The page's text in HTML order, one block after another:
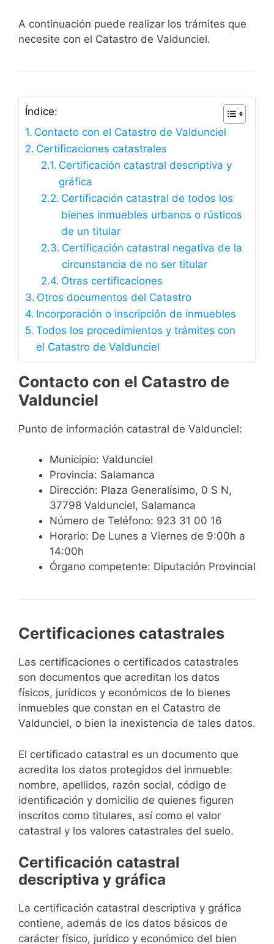
A continuación puede realizar los trámites que
necesite con el Catastro de Valdunciel.
Índice:
Contacto con el Catastro de Valdunciel
Certificaciones catastrales
Certificación catastral descriptiva y
gráfica
Certificación catastral de todos los
bienes inmuebles urbanos o rústicos
de un titular
Certificación catastral negativa de la
circunstancia de no ser titular
Otras certificaciones
Otros documentos del Catastro
Incorporación o inscripción de inmuebles
Todos los procedimientos y trámites con
el Catastro de Valdunciel
Contacto con el Catastro de
Valdunciel
Punto de información catastral de Valdunciel:
Municipio: Valdunciel
Provincia: Salamanca
Dirección: Plaza Generalísimo, 0 S N,
37798 Valdunciel, Salamanca
Número de Teléfono: 923 31 00 16
Horario: De Lunes a Viernes de 9:00h a
14:00h
Órgano competente: Diputación Provincial
Certificaciones catastrales
Las certificaciones o certificados catastrales
son documentos que acreditan los datos
físicos, jurídicos y económicos de lo bienes
inmuebles que constan en el Catastro de
Valdunciel, o bien la inexistencia de tales datos.
El certificado catastral es un documento que
acredita los datos protegidos del inmueble:
nombre, apellidos, razón social, código de
identificación y domicilio de quienes figuren
inscritos como titulares, así como el valor
catastral y los valores catastrales del suelo.
Certificación catastral
descriptiva y gráfica
La certificación catastral descriptiva y gráfica
contiene, además de los datos básicos de
carácter físico, jurídico y económico del bien